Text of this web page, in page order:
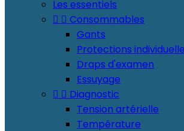
Les essentiels
  Consommables
Gants
Protections
Draps d'examen
Essuyage
  Diagnostic
Tension artérielle
Température